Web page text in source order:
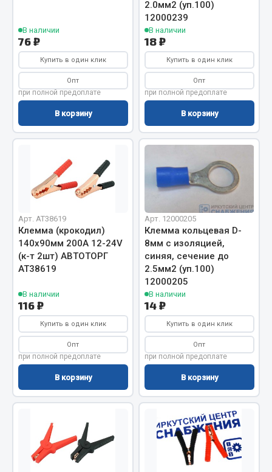
Технические жидкости
Весь раздел
МЕТИЗЫ
Болты
Кольца стопорные
Пресс-масленки
Пробки
Пружины
Хомуты
Показать ещё
Соединительные элементы
Camozzi
Трубки, муфты, гайки
Фитинги
Штуцеры
В наличии
76 ₽
Купить в один клик
Опт
при полной предоплате
В корзину
2.0мм2 (уп.100)
12000239
В наличии
18 ₽
Купить в один клик
Опт
при полной предоплате
В корзину
Арт. AT38619
Клемма (крокодил)
140х90мм 200А 12-24V
(к-т 2шт) АВТОТОРГ
АТ38619
В наличии
116 ₽
Купить в один клик
Опт
при полной предоплате
В корзину
Арт. 12000205
Клемма кольцевая D-
8мм с изоляцией,
синяя, сечение до
2.5мм2 (уп.100)
12000205
В наличии
14 ₽
Купить в один клик
Опт
при полной предоплате
В корзину